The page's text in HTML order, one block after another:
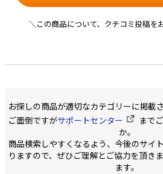
＼この商品について、クチコミ投稿を
お探しの商品が適切なカテゴリーに掲載
ご面倒ですがサポートセンター
まで
か。
商品検索しやすくなるよう、今後のサイ
りますので、ぜひご理解とご協力を頂き
ます。